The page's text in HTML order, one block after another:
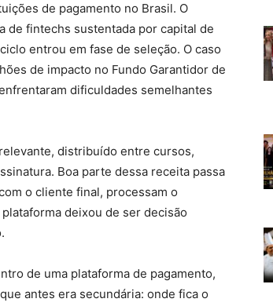
de pagamento no Brasil. O
de fintechs sustentada por capital de
entrou em fase de seleção. O caso
de impacto no Fundo Garantidor de
dificuldades semelhantes
distribuído entre cursos,
Boa parte dessa receita passa
o cliente final, processam o
deixou de ser decisão
de uma plataforma de pagamento,
antes era secundária: onde fica o